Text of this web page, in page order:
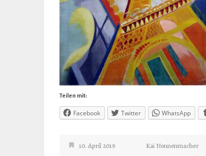
Teilen mit:
Facebook Twitter WhatsApp
10. April 2019 Kai Nonnenmacher